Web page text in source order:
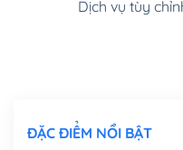
Cài đặt SMTP
Mua thêm Host + Tên miền
Dịch vụ tùy
ĐẶC ĐIỂM NỔI BẬT